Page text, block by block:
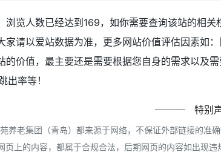
浏览人数已经达到169，如你需要查询该站的相关
家请以爱站数据为准，更多网站价值评估因素如
的价值，最主要还是需要根据您自身的需求以及
出率等！
特别
养老集团（青岛）都来源于网络，不保证外部链接的
上的内容，都属于合规合法，后期网页的内容如出现